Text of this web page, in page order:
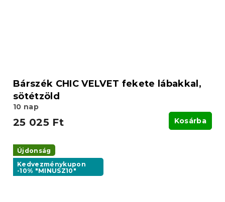
Bárszék CHIC VELVET fekete lábakkal,
sötétzöld
10 nap
25 025 Ft Kosárba
Újdonság
Kedvezménykupon
-10% "MINUSZ10"